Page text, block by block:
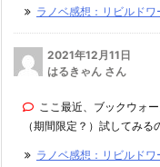
ラノベ感想：リビルド
2021年12月11日
はるきゃん さん
ここ最近、ブックウォ
（期間限定？）試してみ
ラノベ感想：リビルド